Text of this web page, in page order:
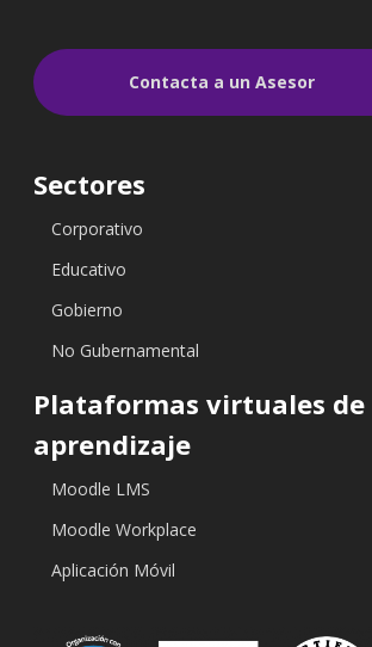
Contacta a un Asesor
Sectores
Corporativo
Educativo
Gobierno
No Gubernamental
Plataformas virtuales de
aprendizaje
Moodle LMS
Moodle Workplace
Aplicación Móvil